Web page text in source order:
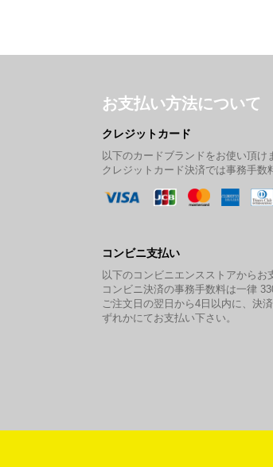
お支払い方法について
クレジットカード
以下のカードブランドをお使い頂け
クレジットカード決済では事務手数
コンビニ支払い
以下のコンビニエンスストアからお
コンビニ決済の事務手数料は一律
ご注文日の翌日から4日以内に、決
ずれかにてお支払い下さい。